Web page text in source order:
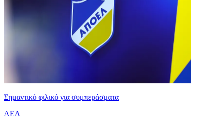
Σημαντικό φιλικό για συμπεράσματα
ΑΕΛ